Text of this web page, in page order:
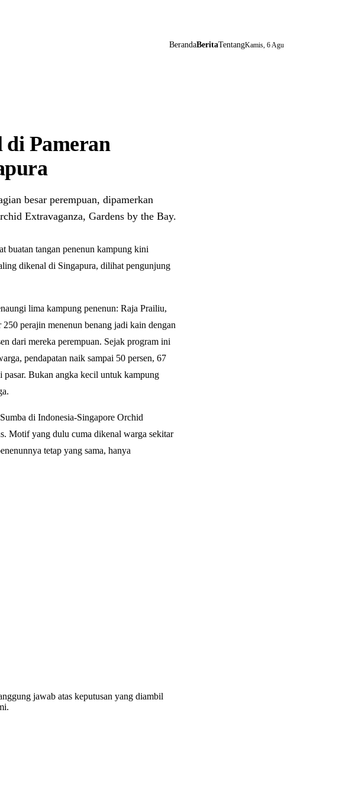
BerandaBeritaTentangKamis, 6 Agu
di Pameran
besar perempuan, dipamerkan
Extravaganza, Gardens by the Bay.
buatan tangan penenun kampung kini
dikenal di Singapura, dilihat pengunjung
lima kampung penenun: Raja Prailiu,
perajin menenun benang jadi kain dengan
dari mereka perempuan. Sejak program ini
pendapatan naik sampai 50 persen, 67
pasar. Bukan angka kecil untuk kampung
di Indonesia-Singapore Orchid
Motif yang dulu cuma dikenal warga sekitar
tetap yang sama, hanya
jawab atas keputusan yang diambil